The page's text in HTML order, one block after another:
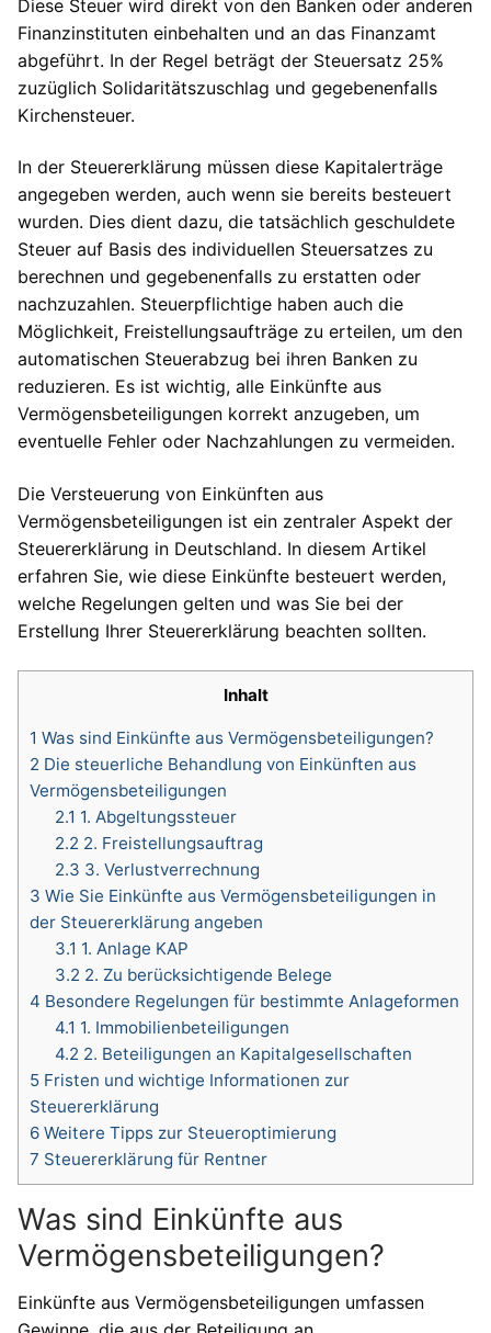
Diese Steuer wird direkt von den Banken oder anderen
Finanzinstituten einbehalten und an das Finanzamt
abgeführt. In der Regel beträgt der Steuersatz 25%
zuzüglich Solidaritätszuschlag und gegebenenfalls
Kirchensteuer.
In der Steuererklärung müssen diese Kapitalerträge
angegeben werden, auch wenn sie bereits besteuert
wurden. Dies dient dazu, die tatsächlich geschuldete
Steuer auf Basis des individuellen Steuersatzes zu
berechnen und gegebenenfalls zu erstatten oder
nachzuzahlen. Steuerpflichtige haben auch die
Möglichkeit, Freistellungsaufträge zu erteilen, um den
automatischen Steuerabzug bei ihren Banken zu
reduzieren. Es ist wichtig, alle Einkünfte aus
Vermögensbeteiligungen korrekt anzugeben, um
eventuelle Fehler oder Nachzahlungen zu vermeiden.
Die Versteuerung von Einkünften aus
Vermögensbeteiligungen ist ein zentraler Aspekt der
Steuererklärung in Deutschland. In diesem Artikel
erfahren Sie, wie diese Einkünfte besteuert werden,
welche Regelungen gelten und was Sie bei der
Erstellung Ihrer Steuererklärung beachten sollten.
Inhalt
1 Was sind Einkünfte aus Vermögensbeteiligungen?
2 Die steuerliche Behandlung von Einkünften aus
Vermögensbeteiligungen
2.1 1. Abgeltungssteuer
2.2 2. Freistellungsauftrag
2.3 3. Verlustverrechnung
3 Wie Sie Einkünfte aus Vermögensbeteiligungen in
der Steuererklärung angeben
3.1 1. Anlage KAP
3.2 2. Zu berücksichtigende Belege
4 Besondere Regelungen für bestimmte Anlageformen
4.1 1. Immobilienbeteiligungen
4.2 2. Beteiligungen an Kapitalgesellschaften
5 Fristen und wichtige Informationen zur
Steuererklärung
6 Weitere Tipps zur Steueroptimierung
7 Steuererklärung für Rentner
Was sind Einkünfte aus
Vermögensbeteiligungen?
Einkünfte aus Vermögensbeteiligungen umfassen